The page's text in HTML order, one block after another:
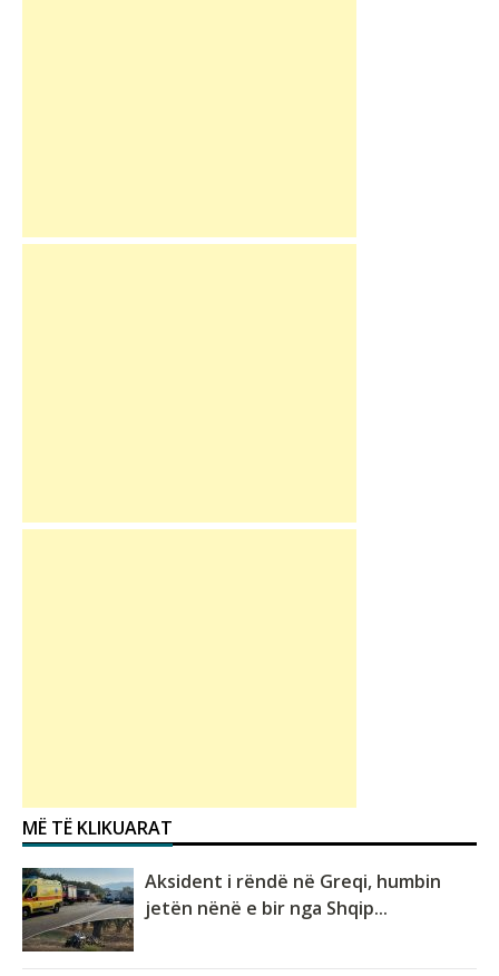
MË TË KLIKUARAT
Aksident i rëndë në Greqi, humbin
jetën nënë e bir nga Shqip...